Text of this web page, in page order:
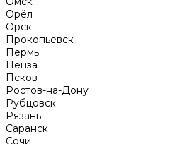
Орёл
Орск
Прокопьевск
Пермь
Пенза
Псков
Ростов-на-Дону
Рубцовск
Рязань
Саранск
Сочи